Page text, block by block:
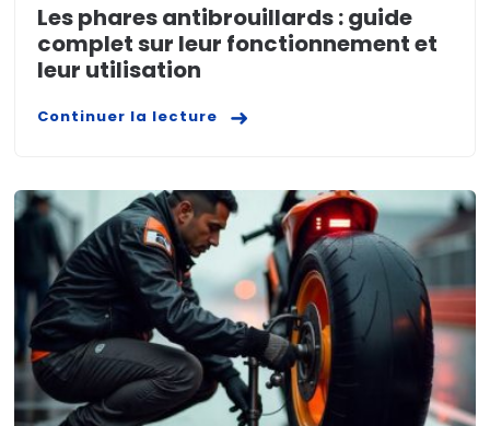
Les phares antibrouillards : guide
complet sur leur fonctionnement et
leur utilisation
Continuer la lecture